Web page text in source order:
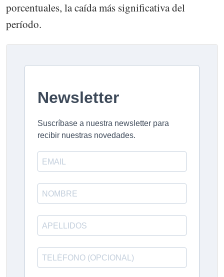
porcentuales, la caída más significativa del
período.